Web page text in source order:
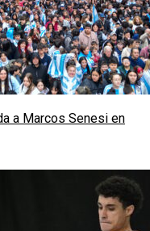
a Marcos Senesi en